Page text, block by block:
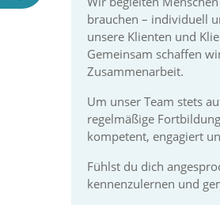
brauchen – individuell
unsere Klienten und
Gemeinsam schaffen
Zusammenarbeit.
Um unser Team stets
regelmäßige
kompetent, engagiert
Fühlst du dich
kennenzulernen und
73770 Denkendorf
: 0711 . 46 91 50 24
: 0711 . 46 91 50 27
kontakt@ergotherapie-
Termine nach Vereinbarung.